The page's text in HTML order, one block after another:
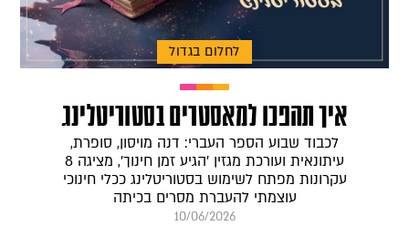
לחלום בגדול
איך תהפכו למאסטרים בסטוריטלינג
לכבוד שבוע הספר העברי: דנה מויסון, סופרת,
עיתונאית ועורכת מגזין 'הגיע זמן חינוך', מציגה 8
עקרונות מפתח לשימוש בסטוריטלינג ככלי חינוכי
עוצמתי להעברת מסרים בכיתה
10/06/2026